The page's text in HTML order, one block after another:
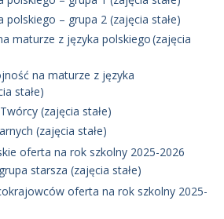
polskiego – grupa 2 (zajęcia stałe)
maturze z języka polskiego (zajęcia
na maturze z języka
stałe)
(zajęcia stałe)
(zajęcia stałe)
oferta na rok szkolny 2025-2026
starsza (zajęcia stałe)
oferta na rok szkolny 2025-